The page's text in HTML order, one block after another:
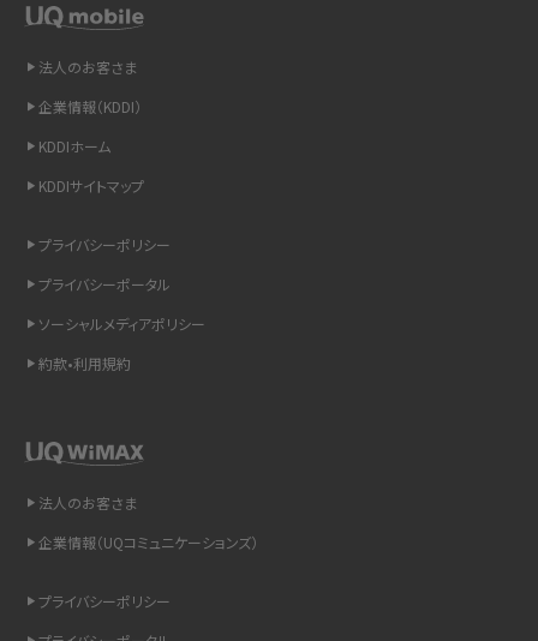
非通知設定とは？184で電話をかける方法やiPhone・Androidの設定を解説
iCloudの使用容量を減らす9つの方法！使用状況の確認手順も紹介
リプライ機能とは？LINE、X（旧Twitter）、Instagram、TikTokで送る方法を解説
インスタのDMの送り方は？便利機能の使い方や注意点をわかりやすく解説
LINEで送信取り消しをする方法は？相手に知られるのか、削除との違いも紹介
詳しく解説
Wi-Fiを快適に使うための速度はどれくらい？用途別の目安・回線ごとの平均を
紹介
LINEの着信音や通知音の設定・変更方法を解説！鳴らない場合の対処法も紹介
法人のお客さま
企業情報（KDDI）
KDDIホーム
KDDIサイトマップ
プライバシーポリシー
プライバシーポータル
ソーシャルメディアポリシー
約款•利用規約
法人のお客さま
企業情報（UQコミュニケーションズ）
プライバシーポリシー